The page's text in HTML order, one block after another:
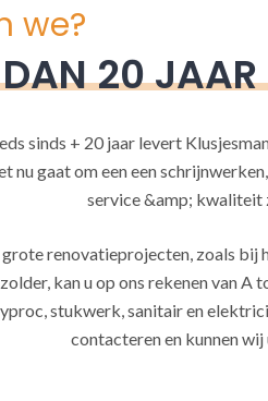
we?
DAN 20
sinds + 20 jaar levert
nu gaat om een een
service &amp; kwaliteit
renovatieprojecten, zoals bij
kan u op ons rekenen van A
stukwerk, sanitair en
contacteren en kunnen wij